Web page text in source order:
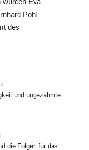
wurden Eva
Pohl
des
und ungezähmte
die Folgen für das